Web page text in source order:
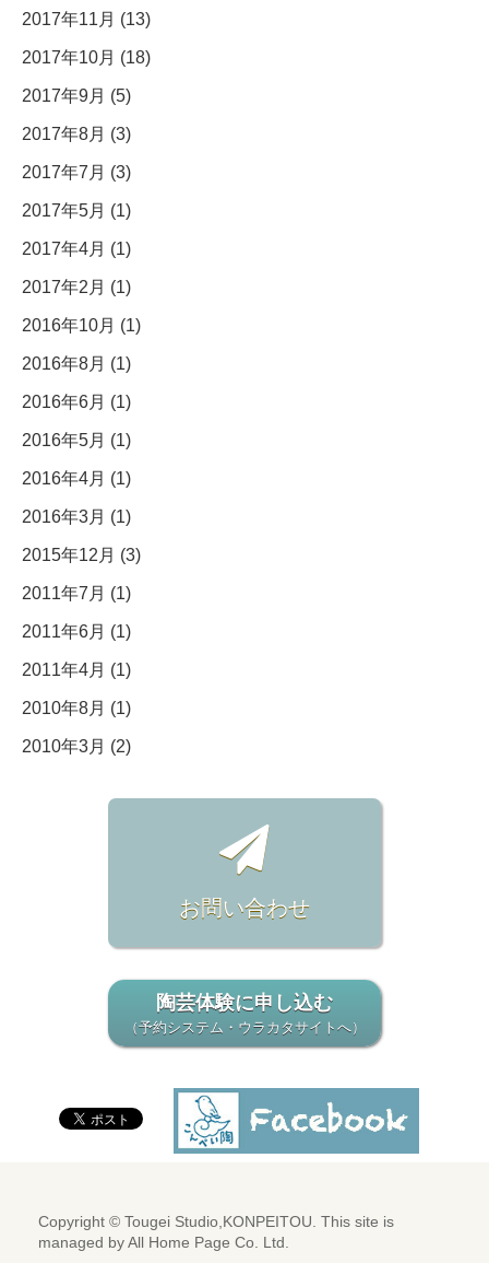
2017年11月 (13)
2017年10月 (18)
2017年9月 (5)
2017年8月 (3)
2017年7月 (3)
2017年5月 (1)
2017年4月 (1)
2017年2月 (1)
2016年10月 (1)
2016年8月 (1)
2016年6月 (1)
2016年5月 (1)
2016年4月 (1)
2016年3月 (1)
2015年12月 (3)
2011年7月 (1)
2011年6月 (1)
2011年4月 (1)
2010年8月 (1)
2010年3月 (2)
お問い合わせ
陶芸体験に申し込む
（予約システム・ウラカタサイトへ）
Copyright © Tougei Studio,KONPEITOU. This site is
managed by All Home Page Co. Ltd.